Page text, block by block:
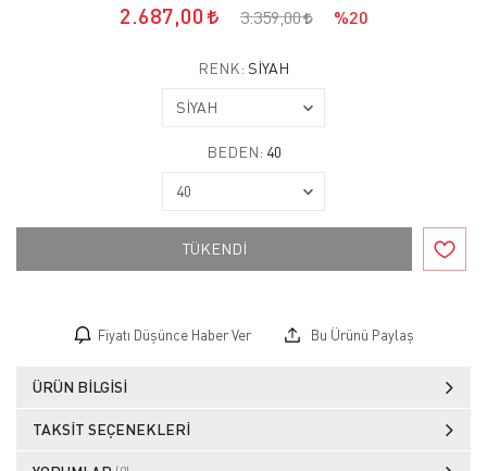
2.687,00 3.359,00 %20
RENK: SİYAH
BEDEN: 40
TÜKENDİ
Fiyatı Düşünce Haber Ver Bu Ürünü Paylaş
ÜRÜN BILGISI
TAKSIT SEÇENEKLERI